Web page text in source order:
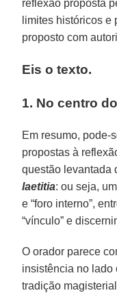
reflexão proposta
limites históricos
proposto com
Eis o texto.
1. No centro
Em resumo, pode-
propostas à
questão levantada
laetitia: ou seja,
e “foro interno”,
“vínculo” e
O orador parece
insistência no lado
tradição